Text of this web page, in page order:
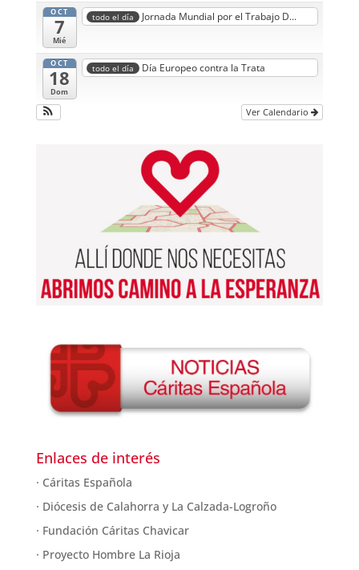
OCT
7
Mié
todo el día Jornada Mundial por el Trabajo D...
OCT
18
Dom
todo el día Día Europeo contra la Trata
Ver Calendario
Enlaces de interés
· Cáritas Española
· Diócesis de Calahorra y La Calzada-Logroño
· Fundación Cáritas Chavicar
· Proyecto Hombre La Rioja